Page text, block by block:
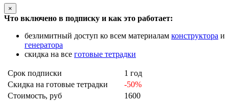
×
Что включено в подписку и как это работает:
безлимитный доступ ко всем материалам конструктора и
генератора
скидка на все готовые тетрадки
Срок подписки
1 год
Скидка на готовые тетрадки
-50%
Стоимость, руб
1600